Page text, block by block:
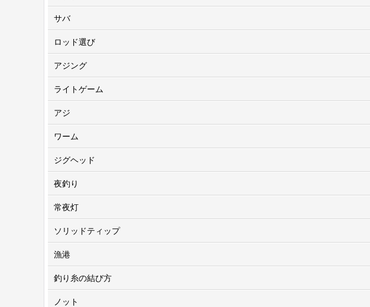
サバ
ロッド選び
アジング
ライトゲーム
アジ
ワーム
ジグヘッド
夜釣り
常夜灯
ソリッドティップ
漁港
釣り糸の結び方
ノット